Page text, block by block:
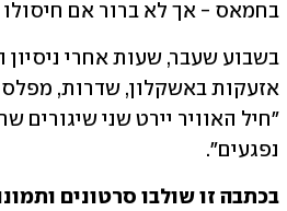
בחמאס - אך לא ברור אם
נפגעים".